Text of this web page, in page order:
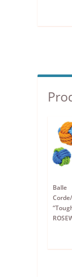
Balle